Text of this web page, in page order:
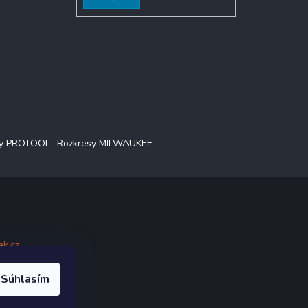
Súhlasím
PROTOOL Rozkresy MILWAUKEE
.